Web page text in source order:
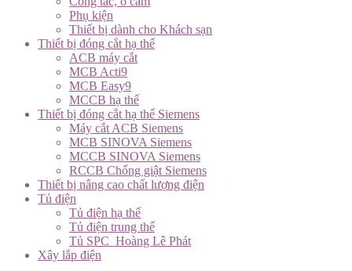
Phụ kiện
Thiết bị dành cho Khách sạn
Thiết bị đóng cắt hạ thế
ACB máy cắt
MCB Acti9
MCB Easy9
MCCB hạ thế
Thiết bị đóng cắt hạ thế Siemens
Máy cắt ACB Siemens
MCB SINOVA Siemens
MCCB SINOVA Siemens
RCCB Chống giật Siemens
Thiết bị nâng cao chất lượng điện
Tủ điện
Tủ điện hạ thế
Tủ điện trung thế
Tủ SPC_Hoàng Lê Phát
Xây lắp điện